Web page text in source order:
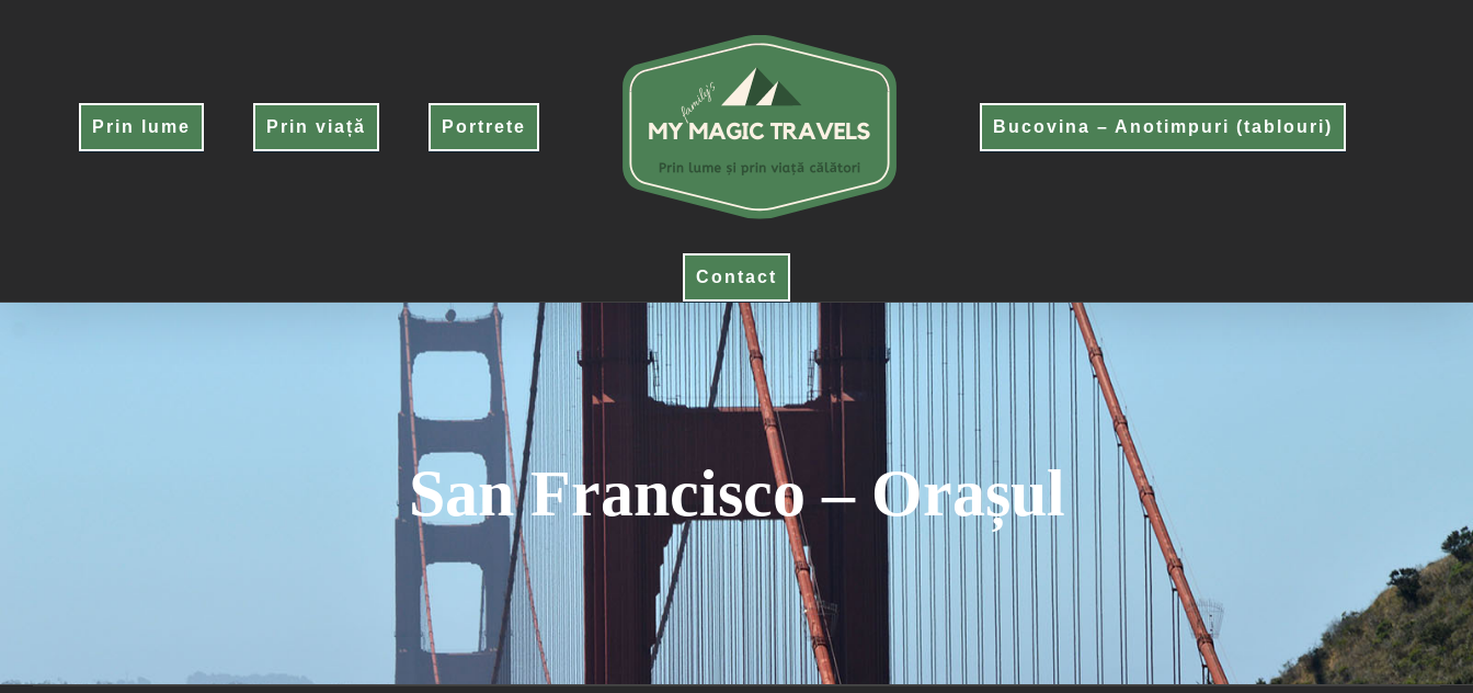
Prin lume Prin viață Portrete Bucovina – Anotimpuri (tablouri)
Contact
San Francisco – Orașul